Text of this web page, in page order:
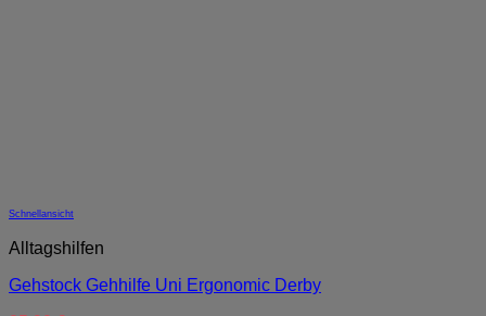
Schnellansicht
Alltagshilfen
Gehstock Gehhilfe Uni Ergonomic Derby